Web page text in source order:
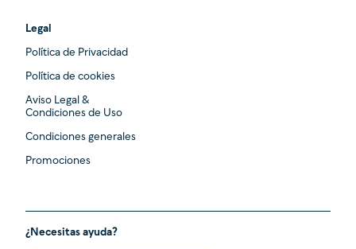
Legal
Política de Privacidad
Política de cookies
Aviso Legal &
Condiciones de Uso
Condiciones generales
Promociones
¿Necesitas ayuda?